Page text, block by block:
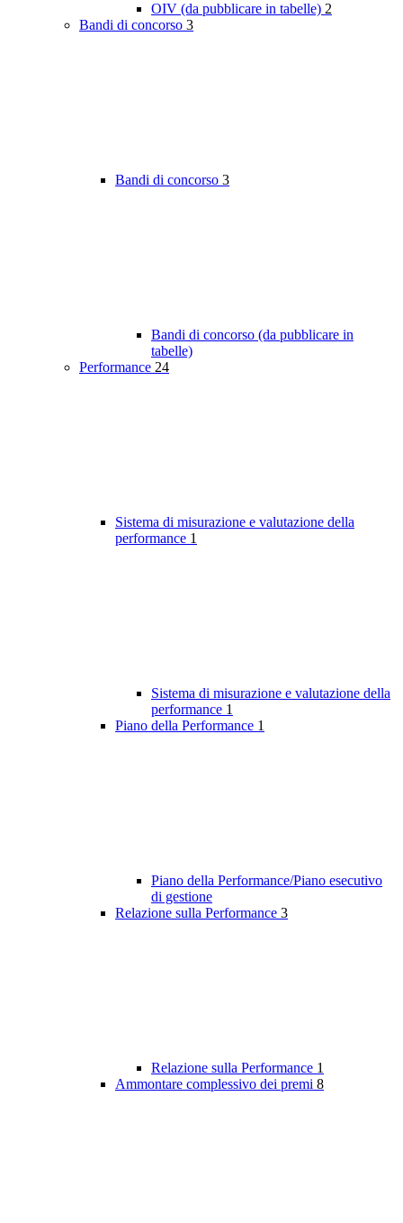
OIV (da pubblicare in tabelle) 2
Bandi di concorso 3
Bandi di concorso 3
Bandi di concorso (da pubblicare in
tabelle)
Performance 24
Sistema di misurazione e valutazione della
performance 1
Sistema di misurazione e valutazione della
performance 1
Piano della Performance 1
Piano della Performance/Piano esecutivo
di gestione
Relazione sulla Performance 3
Relazione sulla Performance 1
Ammontare complessivo dei premi 8